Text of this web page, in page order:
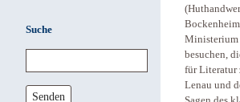
Suche
Senden
Ministerium
besuchen,
für Literatur
Lenau und